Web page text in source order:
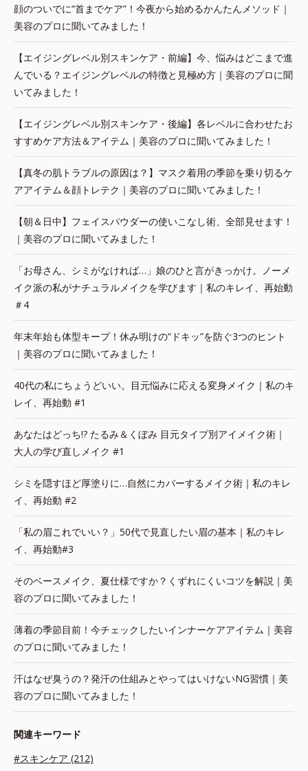
顔のついでに“首までケア”！今夜から始めるかんたんメソッド｜
美容のプロに聞いてみました！
【エイジングレベル別スキンケア・前編】今、悩みはどこまで進
んでいる？エイジングレベルの特徴と見極め方｜美容のプロに聞
いてみました！
【エイジングレベル別スキンケア・後編】各レベルに合わせたお
すすめケア方法＆アイテム｜美容のプロに聞いてみました！
【真冬の肌トラブルの原因は？】マスク着用の季節を乗り切るケ
アアイテム＆顔トレテク｜美容のプロに聞いてみました！
【朝＆日中】フェイスパウダーの使いこなし術、全部見せます！
｜美容のプロに聞いてみました！
「お母さん、シミがなければ…」娘のひと言がきっかけ。ノーメ
イク派の私がナチュラルメイクを学びます｜私のキレイ、再始動
＃4
年末年始も体型キープ！休み明けの“ドキッ”を防ぐ3つのヒント
｜美容のプロに聞いてみました！
40代の私にちょうどいい。目元悩みに応える変身メイク｜私のキ
レイ、再始動 #1
あなたはどっち!? たるみ＆くぼみ 目元タイプ別アイメイク術｜
大人の学び直しメイク #1
シミを隠すほど厚塗りに…自然にカバーするメイク術｜私のキレ
イ、再始動 #2
「私の眉これでいい？」50代で見直したい眉の基本｜私のキレ
イ、再始動#3
そのベースメイク、夏仕様ですか？くずれにくいコツを解説｜美
容のプロに聞いてみました！
薄着の季節目前！今チェックしたいインナーケアアイテム｜美容
のプロに聞いてみました！
汗はなぜ臭うの？発汗の仕組みとやってはいけないNG習慣｜美
容のプロに聞いてみました！
関連キーワード
#スキンケア (212)